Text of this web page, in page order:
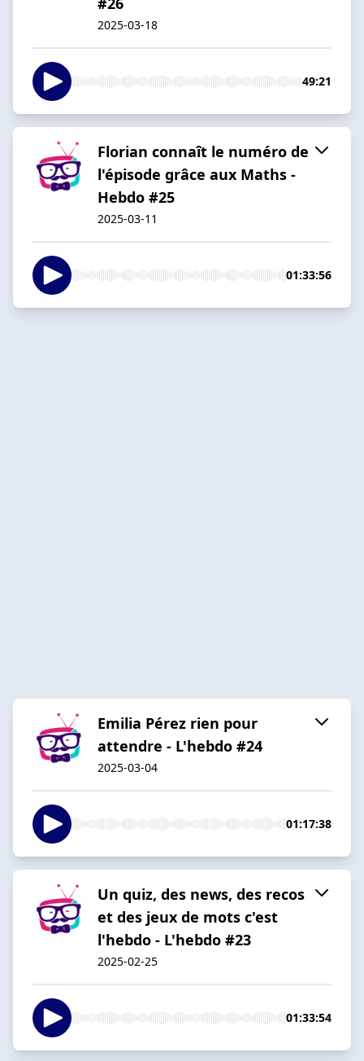
2025-03-18
49:21
Florian connaît le numéro de
l'épisode grâce aux Maths -
Hebdo #25
2025-03-11
01:33:56
Emilia Pérez rien pour
attendre - L'hebdo #24
2025-03-04
01:17:38
Un quiz, des news, des recos
et des jeux de mots c'est
l'hebdo - L'hebdo #23
2025-02-25
01:33:54